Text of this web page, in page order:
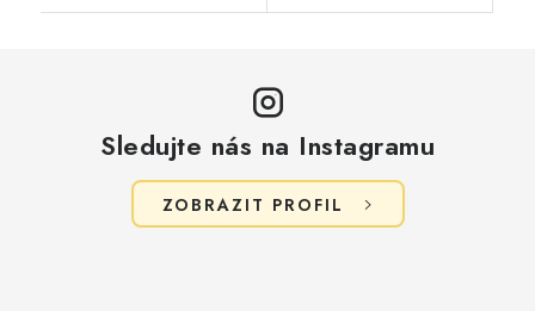
Sledujte nás na Instagramu
ZOBRAZIT PROFIL